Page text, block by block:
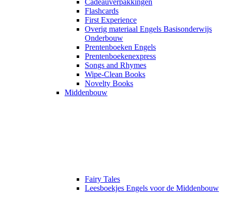
Cadeauverpakkingen
Flashcards
First Experience
Overig materiaal Engels Basisonderwijs
Onderbouw
Prentenboeken Engels
Prentenboekenexpress
Songs and Rhymes
Wipe-Clean Books
Novelty Books
Middenbouw
Fairy Tales
Leesboekjes Engels voor de Middenbouw